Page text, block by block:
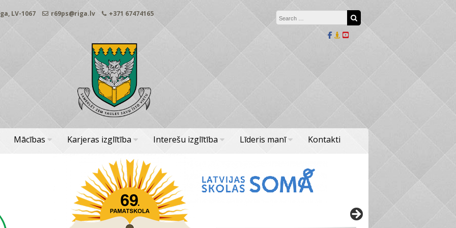
LV-1067 r69ps@riga.lv +371 67474165
Mācības Karjeras izglītība Interešu izglītība Līderis manī Kontakti